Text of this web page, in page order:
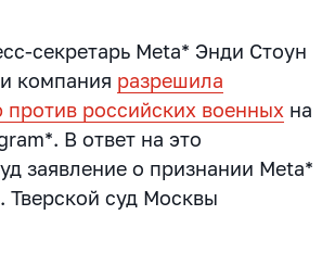
секретарь Meta* Энди Стоун
компания разрешила
российских военных на
В ответ на это
заявление о признании Meta*
Тверской суд Москвы